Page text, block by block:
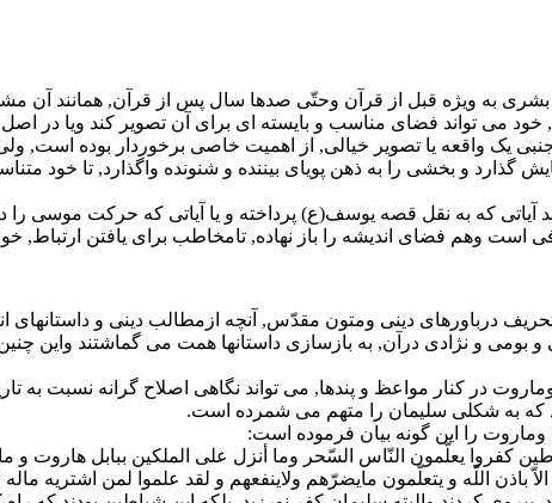
به ویژه قبل از قرآن وحتّى صدها سال پس از قرآن, همانند آن
خود مى تواند فضاى مناسب و بایسته اى براى آن تصویر کند ویا در
یک واقعه یا تصویر خیالى, از اهمیت خاصى برخوردار بوده است,
گذارد و بخشى را به ذهن پویاى بیننده و شنونده واگذارد, تا خود
آیاتى که به نقل قصه یوسف(ع) پرداخته و یا آیاتى که حرکت موسى
وهم فضاى اندیشه را باز نهاده, تامخاطب براى یافتن ارتباط,
درباورهاى دینى ومتون مقدّس, آنچه ازمطالب دینى و داستانهاى
و نژادى درآن, به بازسازى داستانها همت مى گماشتند واین چنین بود
در کنار مواعظ و پندها, مى تواند نگاهى اصلاح گرانه نسبت به
که به شکلى سلیمان را متهم مى شمرده است.
کفروا یعلّمون النّاس السّحر وما أنزل على الملکین ببابل هاروت و
باذن اللّه و یتعلّمون مایضرّهم ولاینفعهم و لقد علموا لمن اشتریه